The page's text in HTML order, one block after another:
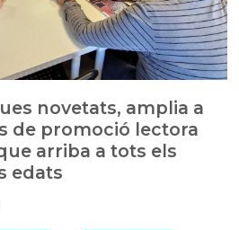
novetats, amplia a
de promoció lectora
arriba a tots els
edats